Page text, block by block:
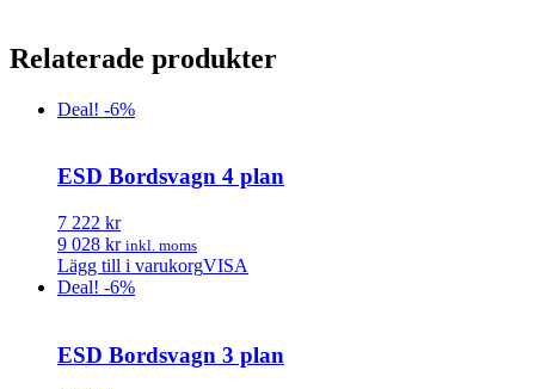
Relaterade produkter
Deal! -6%
ESD Bordsvagn 4 plan
7 222 kr
9 028 kr inkl. moms
Lägg till i varukorgVISA
Deal! -6%
ESD Bordsvagn 3 plan